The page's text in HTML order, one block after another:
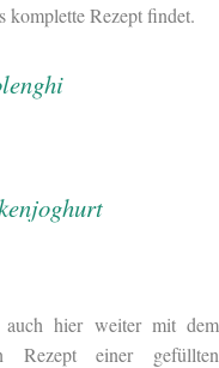
komplette Rezept findet.
hier weiter mit dem
Rezept einer gefüllten